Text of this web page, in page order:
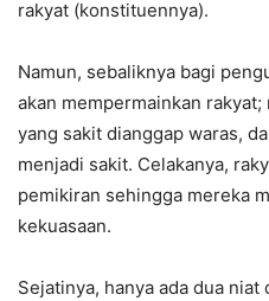
rakyat (konstituennya).
Namun, sebaliknya bagi
akan mempermainkan
yang sakit dianggap waras,
menjadi sakit. Celakanya,
pemikiran sehingga mereka
kekuasaan.
Sejatinya, hanya ada dua niat